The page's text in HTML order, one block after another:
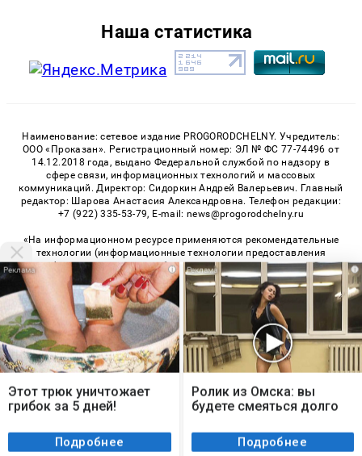
Наша статистика
Наименование: сетевое издание PROGORODCHELNY. Учредитель:
ООО «Проказан». Регистрационный номер: ЭЛ № ФС 77-74496 от
14.12.2018 года, выдано Федеральной службой по надзору в
сфере связи, информационных технологий и массовых
коммуникаций. Директор: Сидоркин Андрей Валерьевич. Главный
редактор: Шарова Анастасия Александровна. Телефон редакции:
+7 (922) 335-53-79, E-mail: news@progorodchelny.ru
«На информационном ресурсе применяются рекомендательные
технологии (информационные технологии предоставления
информации на основе сбора, систематизации и анализа
сведений, относящихся к предпочтениям пользователей сети
«Интернет», находящихся на территории Российской
Федерации)». Правила применения рекомендательных
технологий в виджетах рекламно-обменной сети«СМИ2» (PDF)
«Sparrow» (PDF)
© 2026 «PROGorodChelny» | Все права защищены
Возрастная категория сайта 16+
Мы используем cookie. Во время посещения сайта
вы соглашаетесь с тем, что мы обрабатываем
ваши персональные данные с использованием
Я согласен
i
Этот трюк уничтожает
грибок за 5 дней!
Подробнее
i
Ролик из Омска: вы
будете смеяться долго
Подробнее